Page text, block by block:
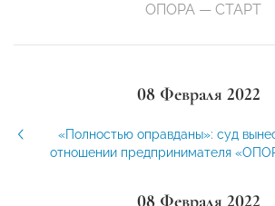
ОПОРА — СТАРТ
08 Февраля 2022
«Полностью оправданы»: суд
отношении предпринимателя